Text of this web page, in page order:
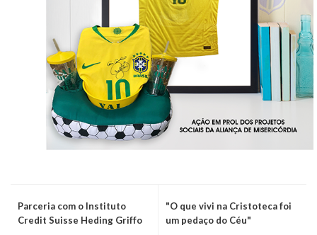
Parceria com o Instituto
Credit Suisse Heding Griffo
"O que vivi na Cristoteca foi
um pedaço do Céu"